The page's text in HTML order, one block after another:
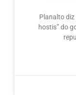
Planalto diz
hostis” do